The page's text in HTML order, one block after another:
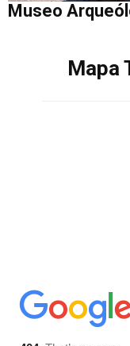
Museo
Mapa